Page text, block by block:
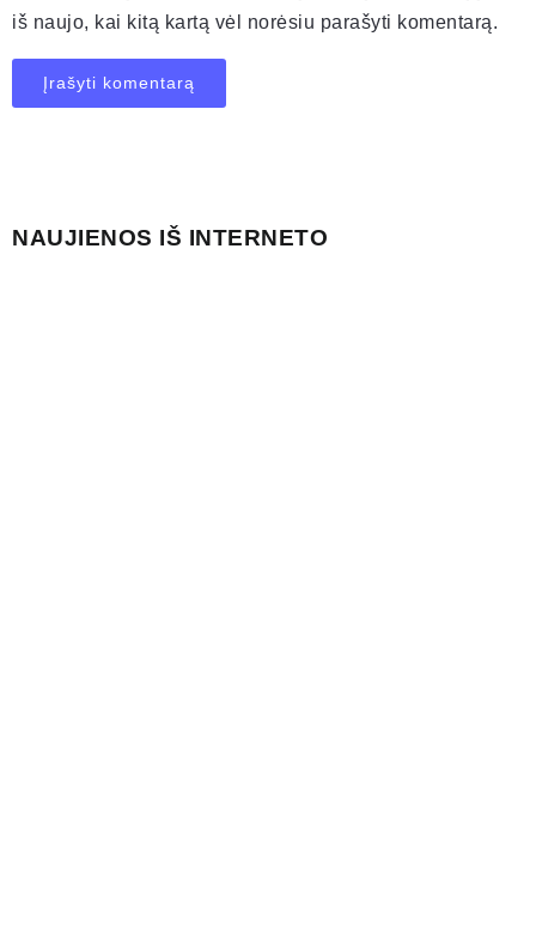
iš naujo, kai kitą kartą vėl norėsiu parašyti komentarą.
NAUJIENOS IŠ INTERNETO